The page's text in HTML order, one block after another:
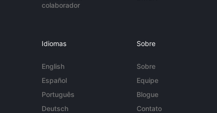
colaborador
Idiomas
English
Español
Português
Deutsch
Sobre
Sobre
Equipe
Blogue
Contato